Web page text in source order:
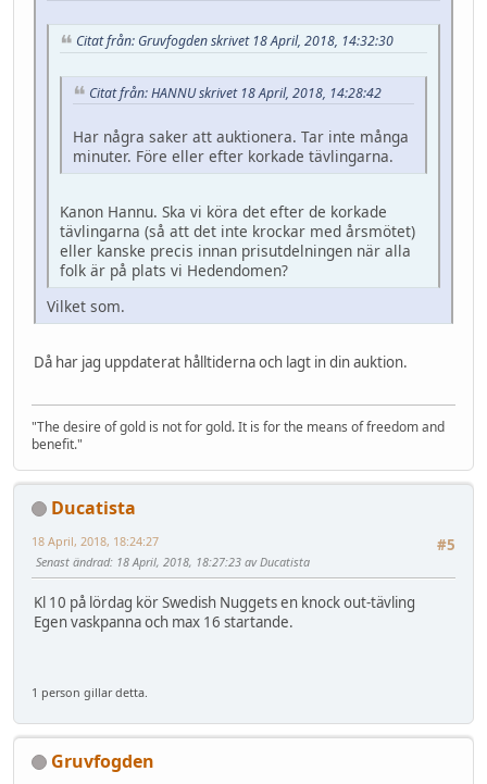
Citat från: Gruvfogden skrivet 18 April, 2018, 14:32:30
Citat från: HANNU skrivet 18 April, 2018, 14:28:42
Har några saker att auktionera. Tar inte många
minuter. Före eller efter korkade tävlingarna.
Kanon Hannu. Ska vi köra det efter de korkade
tävlingarna (så att det inte krockar med årsmötet)
eller kanske precis innan prisutdelningen när alla
folk är på plats vi Hedendomen?
Vilket som.
Då har jag uppdaterat hålltiderna och lagt in din auktion.
"The desire of gold is not for gold. It is for the means of freedom and
benefit."
Ducatista
#5
18 April, 2018, 18:24:27
Senast ändrad: 18 April, 2018, 18:27:23 av Ducatista
Kl 10 på lördag kör Swedish Nuggets en knock out-tävling
Egen vaskpanna och max 16 startande.
1 person gillar detta.
Gruvfogden